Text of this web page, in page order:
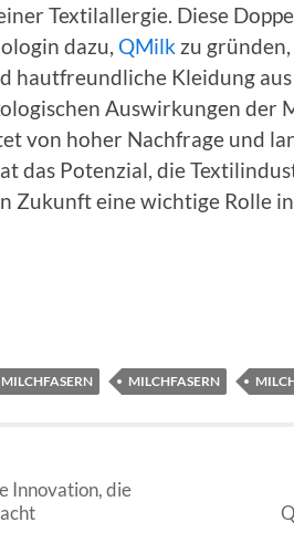
Textilallergie. Diese
dazu, QMilk zu
hautfreundliche Kleidung
Auswirkungen der
von hoher Nachfrage und
das Potenzial, die
Zukunft eine wichtige Rolle
MILCHFASERN
Innovation, die